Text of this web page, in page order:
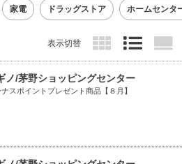
家電 ドラッグストア ホームセンタ
表示切替
ノ/茅野ショッピングセンター
ナスポイントプレゼント商品【８月】